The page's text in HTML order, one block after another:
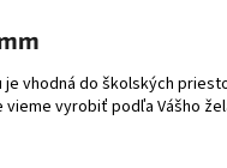
vhodná do školských
vyrobiť podľa Vášho